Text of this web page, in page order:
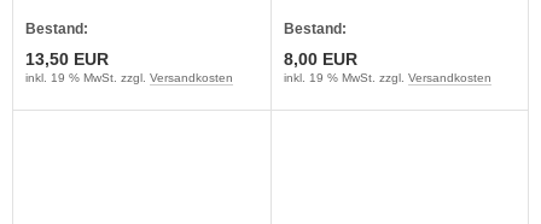
Bestand:
13,50 EUR
inkl. 19 % MwSt. zzgl. Versandkosten
Bestand:
8,00 EUR
inkl. 19 % MwSt. zzgl. Versandkosten